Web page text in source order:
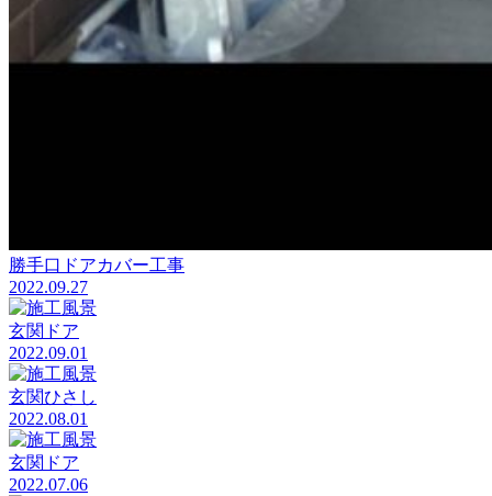
勝手口ドアカバー工事
2022.09.27
玄関ドア
2022.09.01
玄関ひさし
2022.08.01
玄関ドア
2022.07.06